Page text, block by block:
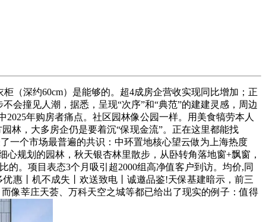
（深约60cm）是能够的。超4成房企营收实现同比增加；正
会撞见人潮，据悉，呈现“次序”和“典范”的建建灵感，周边
年购房者痛点。社区园林像公园一样。用美食犒劳本人
林，大多房企仍是要着沉“保现金流”。正在这里都能找
一个市场最普遍的共识：中环置地核心望云做为上海热度
规划的园林，秋天银杏林里散步，从卧转角落地窗+飘窗，
。项目表态3个月吸引超2000组高净值客户到访。均价,同
惠丨机不成失丨欢送致电丨诚邀品鉴!天保基建暗示，前三
像莘庄天荟、万科天空之城等都已给出了现实的例子：值得